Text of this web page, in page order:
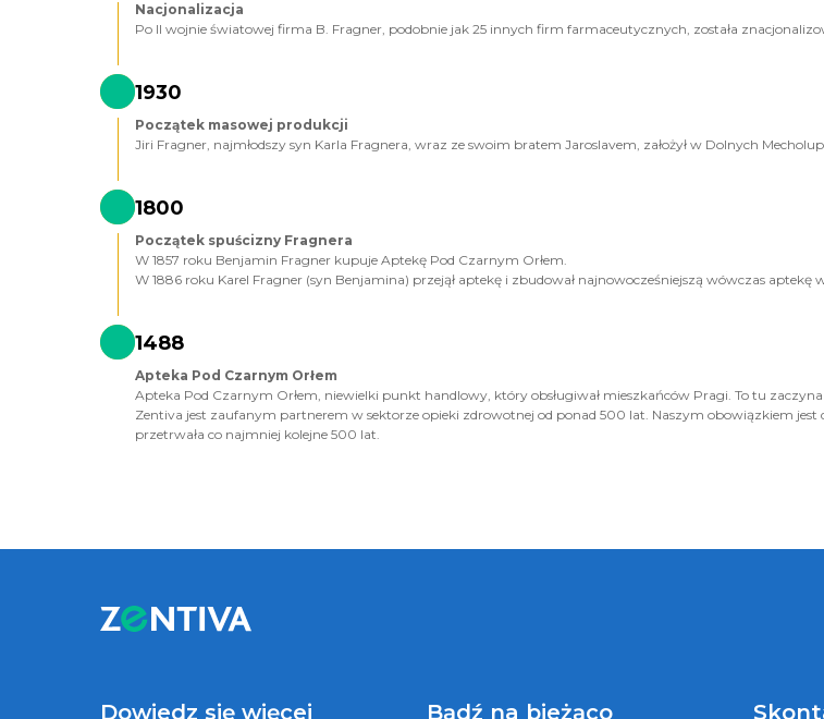
Nacjonalizacja
Po II wojnie światowej firma B. Fragner, podobnie jak 25 innych firm farmaceutycznych, została
1930
Początek masowej produkcji
Jiri Fragner, najmłodszy syn Karla Fragnera, wraz ze swoim bratem Jaroslavem, założył w Dolnych
1800
Początek spuścizny Fragnera
W 1857 roku Benjamin Fragner kupuje Aptekę Pod Czarnym Orłem.
W 1886 roku Karel Fragner (syn Benjamina) przejął aptekę i zbudował najnowocześniejszą wówczas aptekę
1488
Apteka Pod Czarnym Orłem
Apteka Pod Czarnym Orłem, niewielki punkt handlowy, który obsługiwał mieszkańców Pragi. To tu zaczyna
Zentiva jest zaufanym partnerem w sektorze opieki zdrowotnej od ponad 500 lat. Naszym obowiązkiem jest
przetrwała co najmniej kolejne 500 lat.
Dowiedz się więcej Bądź na bieżąco